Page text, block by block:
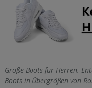
Große Boots für Herren.
Boots in Übergrößen von